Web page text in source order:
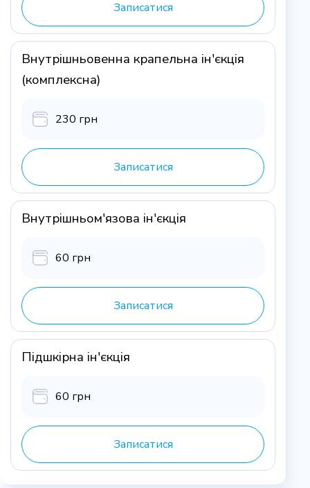
Записатися
Внутрішньовенна крапельна ін'єкція
(комплексна)
230 грн
Записатися
Внутрішньом'язова ін'єкція
60 грн
Записатися
Підшкірна ін'єкція
60 грн
Записатися